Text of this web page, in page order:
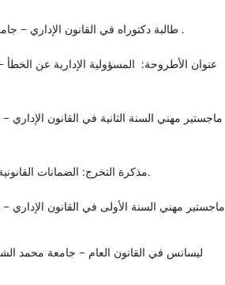
طالبة دكتوراه في القانون الإداري – جامعة سوسة ، تونس قيد الإنجاز .
ماجستير مهني السنة الثانية في القانون الإداري
مذكرة التخرج: الضمانات القانونية لموظفي الولاية أثناء تأدية مهامهم.
ماجستير مهني السنة الأولى في القانون الإداري
ليسانس في القانون العام – جامعة محمد